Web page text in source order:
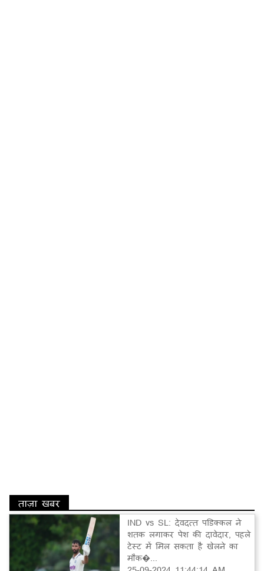
ताज़ा खबर
IND vs SL: देवदत्त पडिक्कल ने
शतक लगाकर पेश की दावेदार, पहले
टेस्ट में मिल सकता है खेलने का
मौक�...